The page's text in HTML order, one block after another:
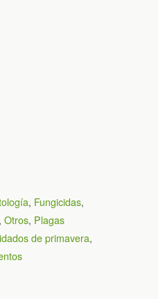
, Fungicidas,
, Otros, Plagas
de primavera,